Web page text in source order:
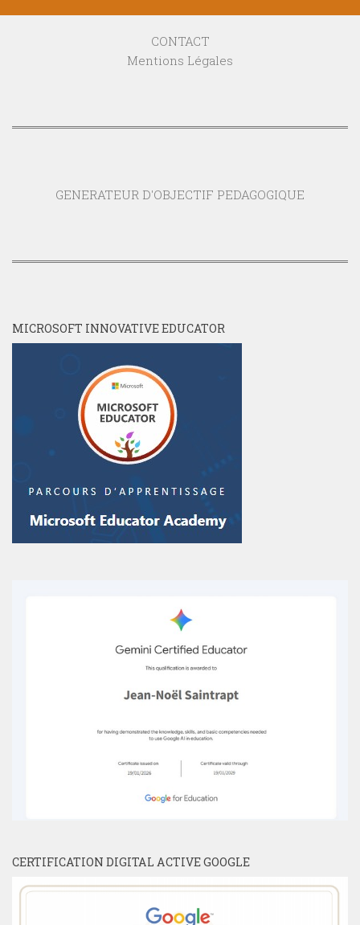
CONTACT
Mentions Légales
GENERATEUR D'OBJECTIF PEDAGOGIQUE
MICROSOFT INNOVATIVE EDUCATOR
CERTIFICATION DIGITAL ACTIVE GOOGLE